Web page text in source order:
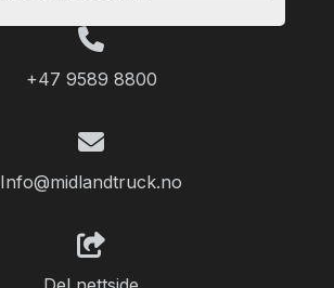
+47 9589 8800
Info@midlandtruck.no